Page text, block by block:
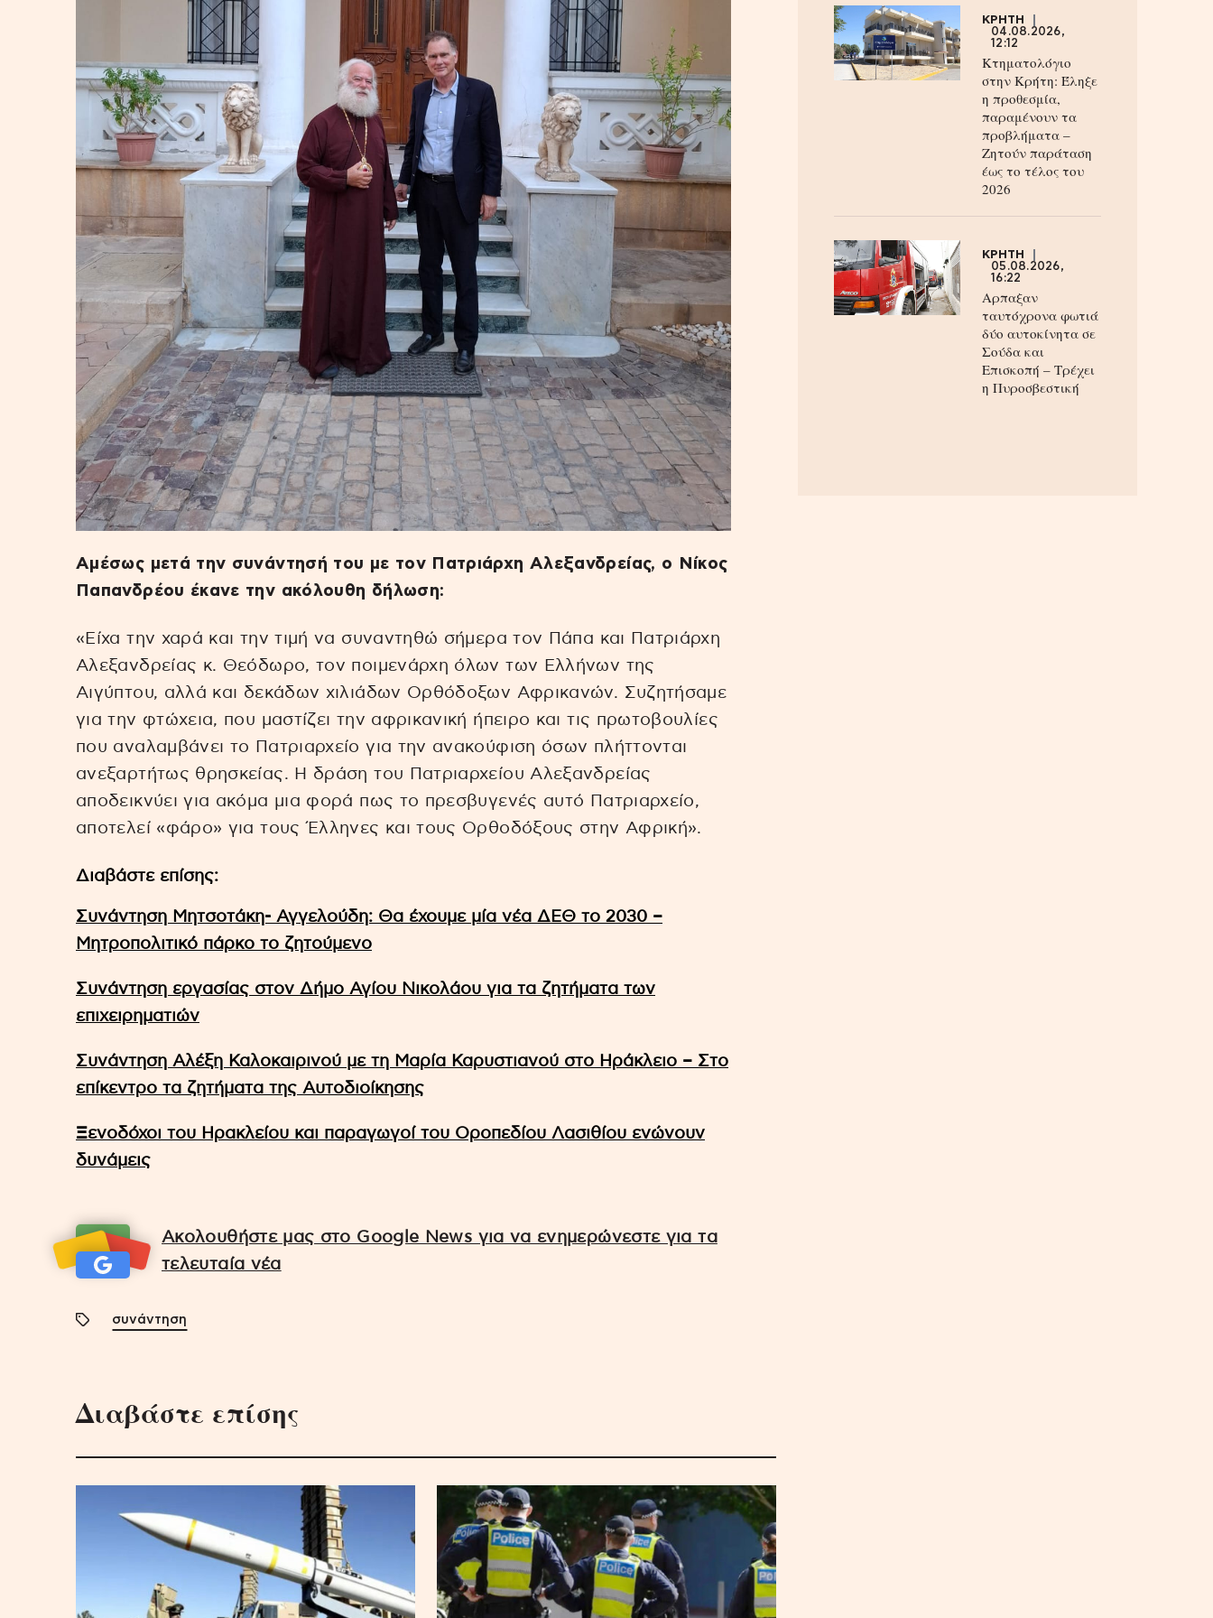
Αμέσως μετά την συνάντησή του με τον Πατριάρχη Αλεξανδρείας, ο Νίκος
Παπανδρέου έκανε την ακόλουθη δήλωση:
«Είχα την χαρά και την τιμή να συναντηθώ σήμερα τον Πάπα και Πατριάρχη
Αλεξανδρείας κ. Θεόδωρο, τον ποιμενάρχη όλων των Ελλήνων της
Αιγύπτου, αλλά και δεκάδων χιλιάδων Ορθόδοξων Αφρικανών. Συζητήσαμε
για την φτώχεια, που μαστίζει την αφρικανική ήπειρο και τις πρωτοβουλίες
που αναλαμβάνει το Πατριαρχείο για την ανακούφιση όσων πλήττονται
ανεξαρτήτως θρησκείας. Η δράση του Πατριαρχείου Αλεξανδρείας
αποδεικνύει για ακόμα μια φορά πως το πρεσβυγενές αυτό Πατριαρχείο,
αποτελεί «φάρο» για τους Έλληνες και τους Ορθοδόξους στην Αφρική».
Διαβάστε επίσης:
Συνάντηση Μητσοτάκη- Αγγελούδη: Θα έχουμε μία νέα ΔΕΘ το 2030 –
Μητροπολιτικό πάρκο το ζητούμενο
Συνάντηση εργασίας στον Δήμο Αγίου Νικολάου για τα ζητήματα των
επιχειρηματιών
Συνάντηση Αλέξη Καλοκαιρινού με τη Μαρία Καρυστιανού στο Ηράκλειο – Στο
επίκεντρο τα ζητήματα της Αυτοδιοίκησης
Ξενοδόχοι του Ηρακλείου και παραγωγοί του Οροπεδίου Λασιθίου ενώνουν
δυνάμεις
Ακολουθήστε μας στο Google News για να ενημερώνεστε για τα
τελευταία νέα
συνάντηση
Διαβάστε επίσης
ΚΡΗΤΗ
04.08.2026,
12:12
Κτηματολόγιο
στην Κρήτη: Έληξε
η προθεσμία,
παραμένουν τα
προβλήματα –
Ζητούν παράταση
έως το τέλος του
2026
ΚΡΗΤΗ
05.08.2026,
16:22
Αρπαξαν
ταυτόχρονα φωτιά
δύο αυτοκίνητα σε
Σούδα και
Επισκοπή – Τρέχει
η Πυροσβεστική